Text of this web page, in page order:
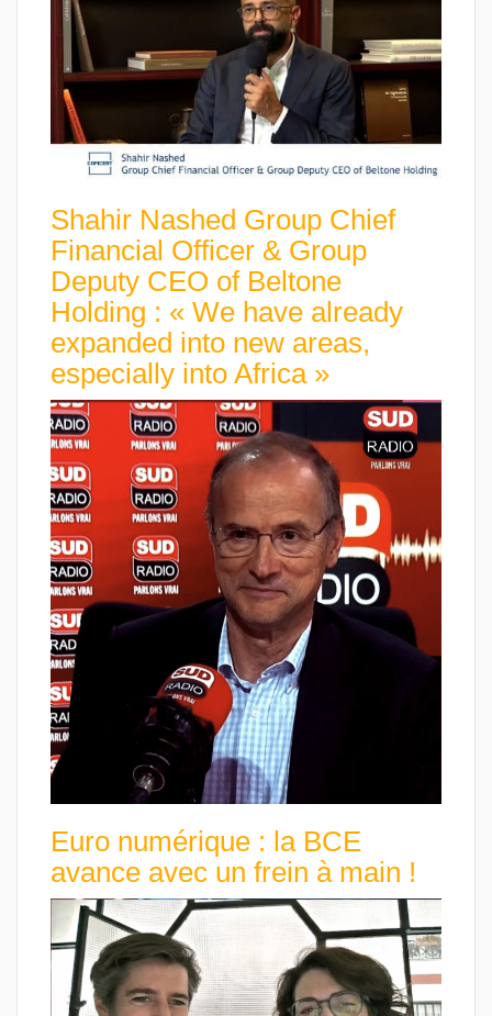
Shahir Nashed Group Chief
Financial Officer & Group
Deputy CEO of Beltone
Holding : « We have already
expanded into new areas,
especially into Africa »
Euro numérique : la BCE
avance avec un frein à main !